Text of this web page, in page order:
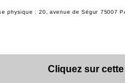
Cliquez sur